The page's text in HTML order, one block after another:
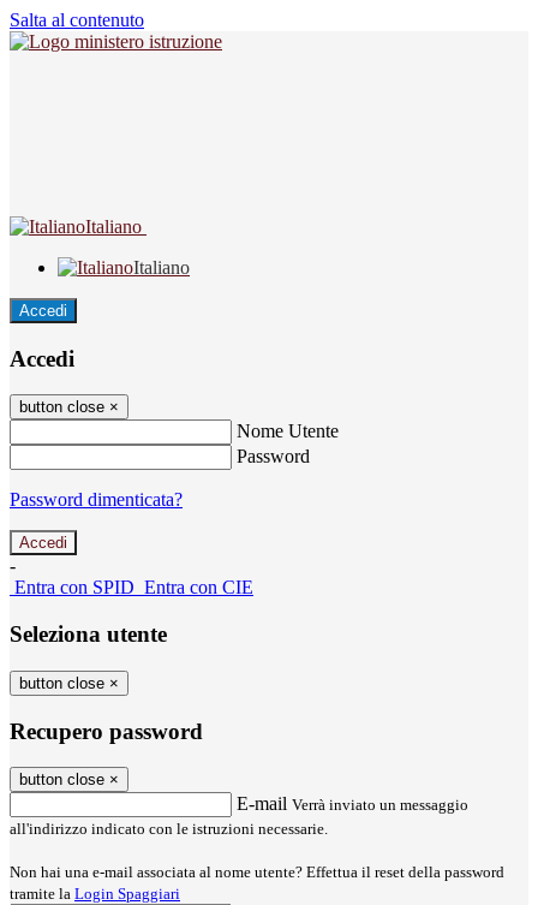
Salta al contenuto
Italiano
Italiano
Accedi
Accedi
button close ×
Nome Utente
Password
Password dimenticata?
-
Entra con SPID Entra con CIE
Seleziona utente
button close ×
Recupero password
button close ×
E-mail Verrà inviato un messaggio
all'indirizzo indicato con le istruzioni necessarie.
Non hai una e-mail associata al nome utente? Effettua il reset della password
tramite la Login Spaggiari